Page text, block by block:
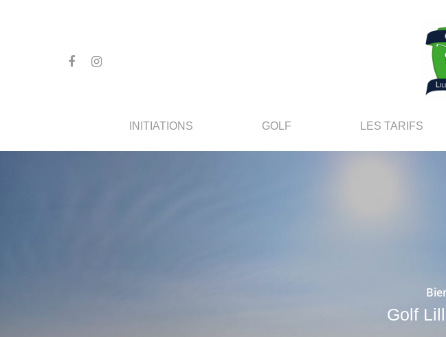
INITIATIONS GOLF LES TARIFS
Golf